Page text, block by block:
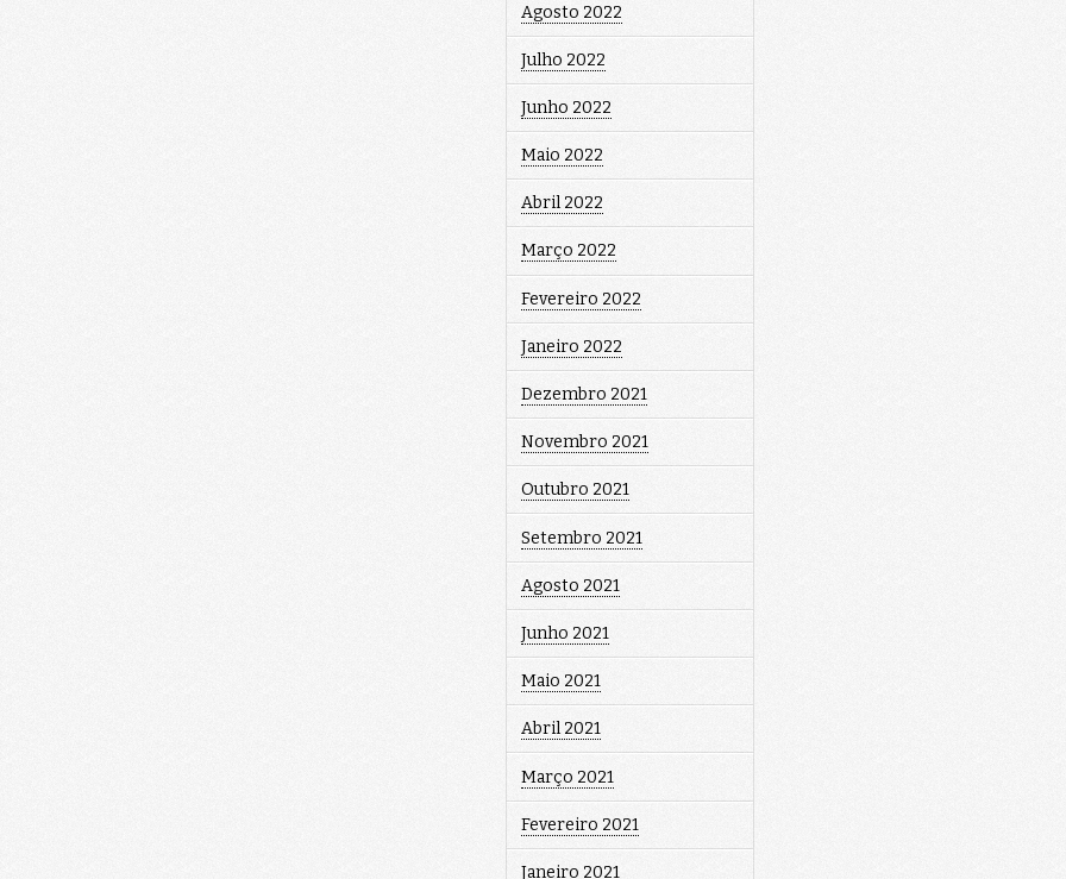
Agosto 2022
Julho 2022
Junho 2022
Maio 2022
Abril 2022
Março 2022
Fevereiro 2022
Janeiro 2022
Dezembro 2021
Novembro 2021
Outubro 2021
Setembro 2021
Agosto 2021
Junho 2021
Maio 2021
Abril 2021
Março 2021
Fevereiro 2021
Janeiro 2021